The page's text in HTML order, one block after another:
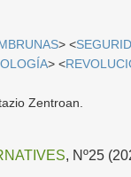
> <
> <
Zentroan.
, Nº25